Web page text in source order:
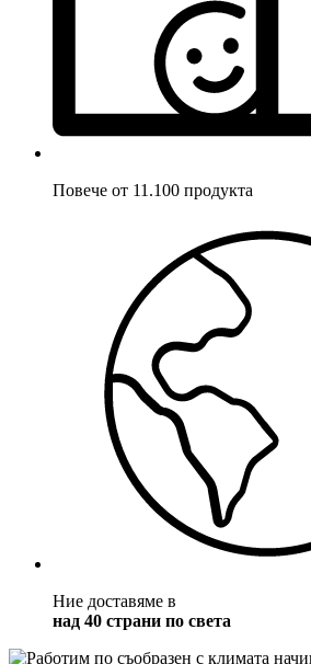
Повече от 11.100 продукта
Ние доставяме в
над 40 страни по света